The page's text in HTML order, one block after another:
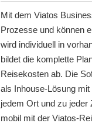
Mit dem Viatos
Prozesse und können
wird individuell in
bildet die komplette
Reisekosten ab. Die
als Inhouse-Lösung
jedem Ort und zu jeder
mobil mit der Viatos-